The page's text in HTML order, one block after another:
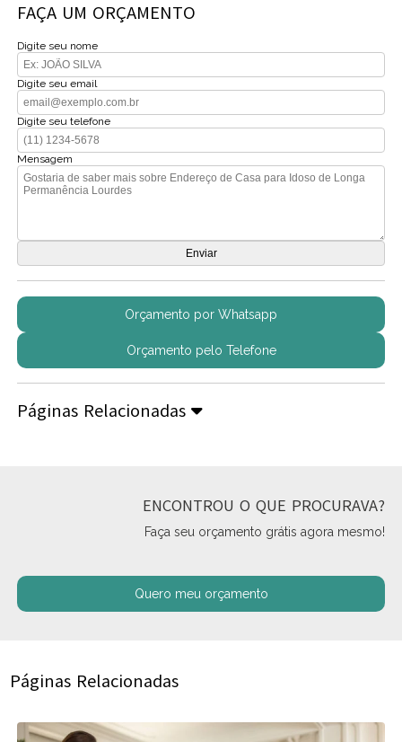
FAÇA UM ORÇAMENTO
Digite seu nome
Digite seu email
Digite seu telefone
Mensagem
Orçamento por Whatsapp
Orçamento pelo Telefone
Páginas Relacionadas
ENCONTROU O QUE PROCURAVA?
Faça seu orçamento grátis agora mesmo!
Quero meu orçamento
Páginas Relacionadas